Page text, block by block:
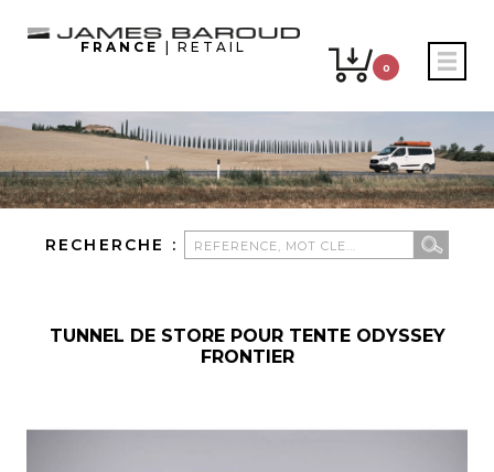
FRANCE | RETAIL
0
RECHERCHE :
TUNNEL DE STORE POUR TENTE ODYSSEY
FRONTIER